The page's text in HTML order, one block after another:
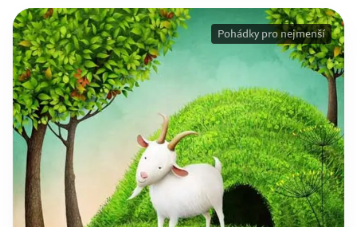
Pohádky pro nejmenší